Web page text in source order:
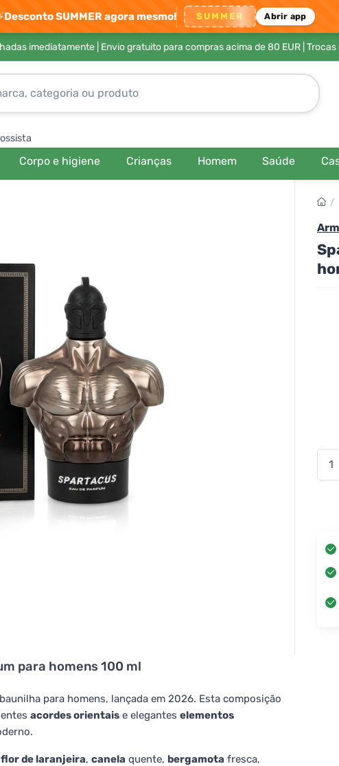
Desconto SUMMER agora mesmo! SUMMER Abrir app
imediatamente | Envio gratuito para compras acima de 80 EUR| Trocas
Corpo e higiene Crianças Homem Saúde
para homens 100 ml
para homens, lançada em 2026. Esta composição
acordes orientais e elegantes elementos
flor de laranjeira, canela quente, bergamota fresca,
/